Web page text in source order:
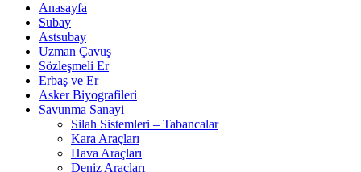
Anasayfa
Subay
Astsubay
Uzman Çavuş
Sözleşmeli Er
Erbaş ve Er
Asker Biyografileri
Savunma Sanayi
Silah Sistemleri – Tabancalar
Kara Araçları
Hava Araçları
Deniz Araçları